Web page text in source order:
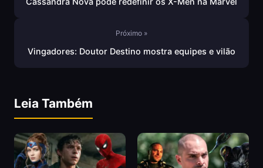
Próximo »
Vingadores: Doutor Destino mostra equipes e vilão
Leia Também